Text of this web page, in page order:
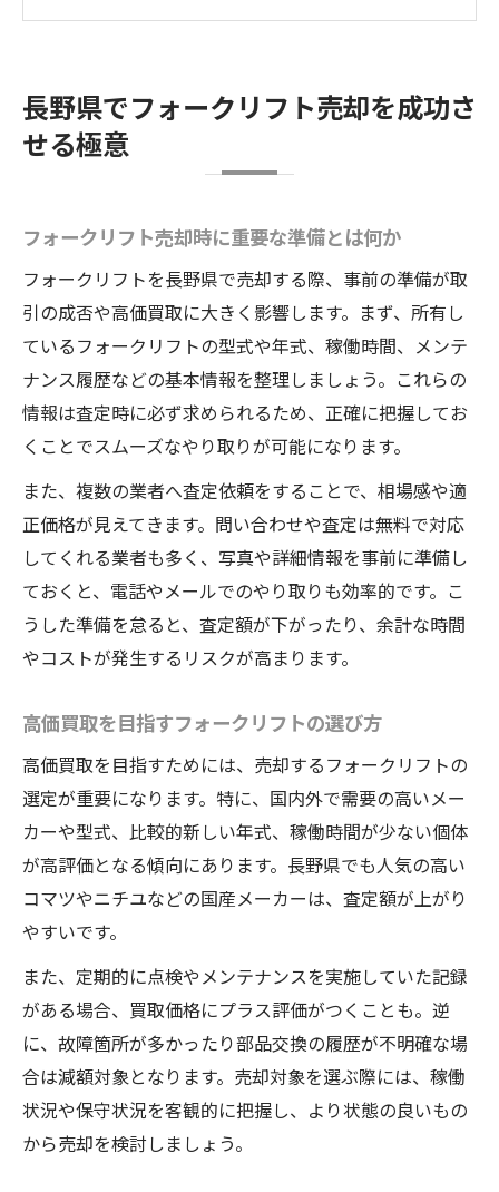
フォークリフトを手放すなら知っておきたい売
却手順
手続き前に必要なフォークリフト情報整理
査定依頼から売却完了までのフロー
スムーズなフォークリフト売却のコツ
売却時に気をつけたい書類や手続き
高価買取を狙うための査定ポイント徹底解説
フォークリフト査定で重視されるチェック
項目
高価買取につながるフォークリフトの特徴
フォークリフトの年式と評価の関係性
査定前にできるフォークリフトメンテナン
ス
フォークリフト付属品が査定に与える影響
フォークリフト売却のコスト削減テクニック集
す方法
廃棄費用を抑えるフォークリフト手放し方
不要なフォークリフトをコストゼロで処分
する工夫
買取と廃棄のコスト比較で賢く選ぶコツ
売却時の運搬費用を節約するアイデア
状態や年式が価格に与える影響を徹底分析
フォークリフトの年式ごとの売却価格傾向
使用状態がフォークリフト査定額に与える
影響
メンテナンス歴の違いによる価格変動とは
長野県でフォークリフト売却を成功さ
せる極意
フォークリフト売却時に重要な準備とは何か
フォークリフトを長野県で売却する際、事前の準備が取
引の成否や高価買取に大きく影響します。まず、所有し
ているフォークリフトの型式や年式、稼働時間、メンテ
ナンス履歴などの基本情報を整理しましょう。これらの
情報は査定時に必ず求められるため、正確に把握してお
くことでスムーズなやり取りが可能になります。
また、複数の業者へ査定依頼をすることで、相場感や適
正価格が見えてきます。問い合わせや査定は無料で対応
してくれる業者も多く、写真や詳細情報を事前に準備し
ておくと、電話やメールでのやり取りも効率的です。こ
うした準備を怠ると、査定額が下がったり、余計な時間
やコストが発生するリスクが高まります。
高価買取を目指すフォークリフトの選び方
高価買取を目指すためには、売却するフォークリフトの
選定が重要になります。特に、国内外で需要の高いメー
カーや型式、比較的新しい年式、稼働時間が少ない個体
が高評価となる傾向にあります。長野県でも人気の高い
コマツやニチユなどの国産メーカーは、査定額が上がり
やすいです。
また、定期的に点検やメンテナンスを実施していた記録
がある場合、買取価格にプラス評価がつくことも。逆
に、故障箇所が多かったり部品交換の履歴が不明確な場
合は減額対象となります。売却対象を選ぶ際には、稼働
状況や保守状況を客観的に把握し、より状態の良いもの
から売却を検討しましょう。